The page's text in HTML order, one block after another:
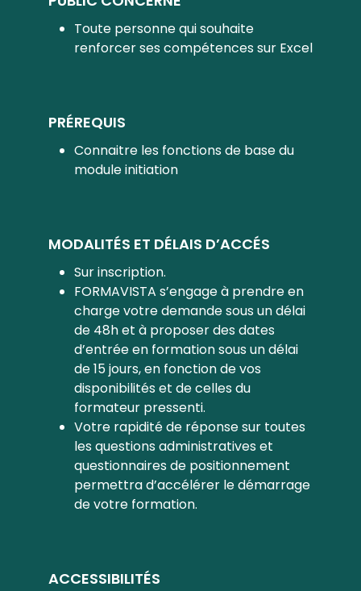
Toute personne qui souhaite
renforcer ses compétences sur Excel
PRÉREQUIS
Connaitre les fonctions de base du
module initiation
MODALITÉS ET DÉLAIS D’ACCÉS
Sur inscription.
FORMAVISTA s’engage à prendre en
charge votre demande sous un délai
de 48h et à proposer des dates
d’entrée en formation sous un délai
de 15 jours, en fonction de vos
disponibilités et de celles du
formateur pressenti.
Votre rapidité de réponse sur toutes
les questions administratives et
questionnaires de positionnement
permettra d’accélérer le démarrage
de votre formation.
ACCESSIBILITÉS